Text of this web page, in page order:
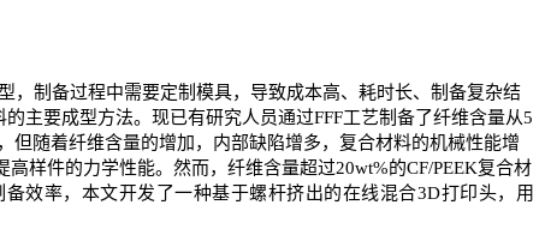
，制备过程中需要定制模具，导致成本高、耗时长、制备复杂结
主要成型方法。现已有研究人员通过FFF工艺制备了纤维含量从5
但随着纤维含量的增加，内部缺陷增多，复合材料的机械性能增
高样件的力学性能。然而，纤维含量超过20wt%的CF/PEEK复合材
效率，本文开发了一种基于螺杆挤出的在线混合3D打印头，用